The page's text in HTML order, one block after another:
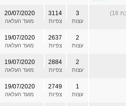
20/07/2020
מועד העלאה
3114
צפיות
3
עצות
19/07/2020
מועד העלאה
2637
צפיות
2
עצות
19/07/2020
מועד העלאה
2884
צפיות
2
עצות
19/07/2020
מועד העלאה
2749
צפיות
1
עצות